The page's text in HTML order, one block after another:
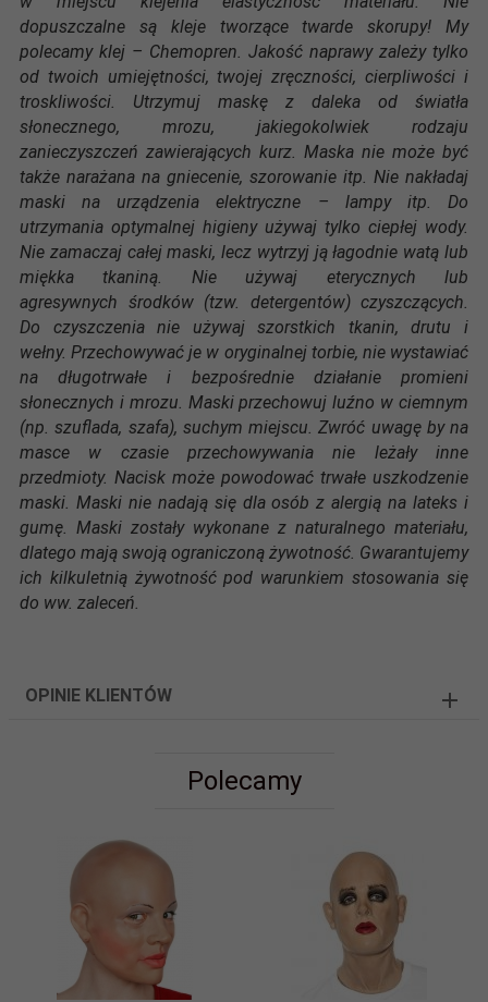
dopuszczalne są kleje tworzące twarde skorupy! My
polecamy klej – Chemopren. Jakość naprawy zależy tylko
od twoich umiejętności, twojej zręczności, cierpliwości i
troskliwości. Utrzymuj maskę z daleka od światła
słonecznego, mrozu, jakiegokolwiek rodzaju
zanieczyszczeń zawierających kurz. Maska nie może być
także narażana na gniecenie, szorowanie itp. Nie nakładaj
maski na urządzenia elektryczne – lampy itp. Do
utrzymania optymalnej higieny używaj tylko ciepłej wody.
Nie zamaczaj całej maski, lecz wytrzyj ją łagodnie watą lub
miękka tkaniną. Nie używaj eterycznych lub
agresywnych środków (tzw. detergentów) czyszczących.
Do czyszczenia nie używaj szorstkich tkanin, drutu i
wełny. Przechowywać je w oryginalnej torbie, nie wystawiać
na długotrwałe i bezpośrednie działanie promieni
słonecznych i mrozu. Maski przechowuj luźno w ciemnym
(np. szuflada, szafa), suchym miejscu. Zwróć uwagę by na
masce w czasie przechowywania nie leżały inne
przedmioty. Nacisk może powodować trwałe uszkodzenie
maski. Maski nie nadają się dla osób z alergią na lateks i
gumę. Maski zostały wykonane z naturalnego materiału,
dlatego mają swoją ograniczoną żywotność. Gwarantujemy
ich kilkuletnią żywotność pod warunkiem stosowania się
do ww. zaleceń.
OPINIE KLIENTÓW
Polecamy